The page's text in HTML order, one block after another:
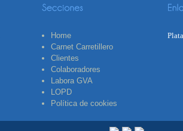
Home
Carnet Carretillero
Clientes
Colaboradores
Labora GVA
LOPD
Política de cookies